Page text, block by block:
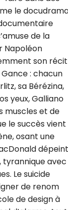
le
de la
Napoléon
son récit
Gance : chacun
sa Bérézina,
yeux, Galliano
muscles et de
le succès vient
osant une
dépeint
tyrannique avec
Le suicide
de renom
de design à